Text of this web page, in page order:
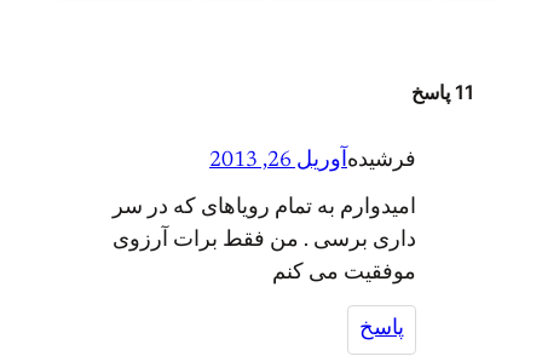
11 پاسخ
فرشیدهآوریل 26, 2013
امیدوارم به تمام رویاهای که در سر
داری برسی . من فقط برات آرزوی
موفقیت می کنم
پاسخ